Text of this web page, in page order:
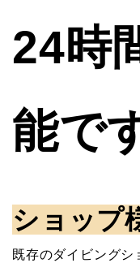
24時
能で
ショップ
既存のダイビングシ